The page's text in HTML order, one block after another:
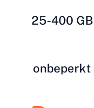
25-400 GB
onbeperkt